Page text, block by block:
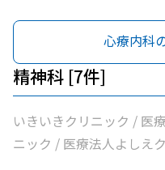
ク / おおうらメンタルクリ
心療内科
精神科 [7件]
いきいきクリニック / 医
ニック / 医療法人よしえ